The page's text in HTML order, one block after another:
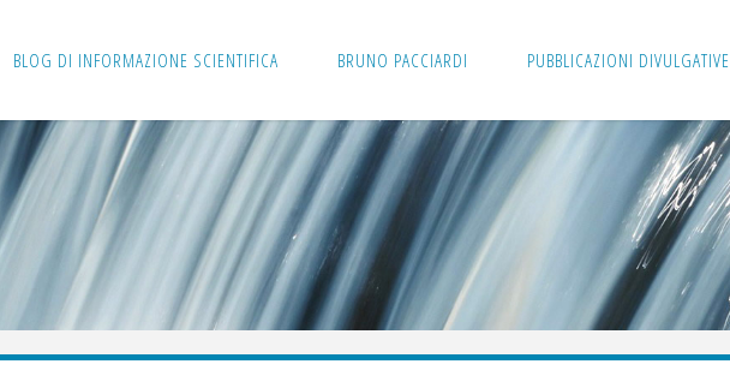
BLOG DI INFORMAZIONE SCIENTIFICA BRUNO PACCIARDI PUBBLICAZIONI DIVULGATIVE